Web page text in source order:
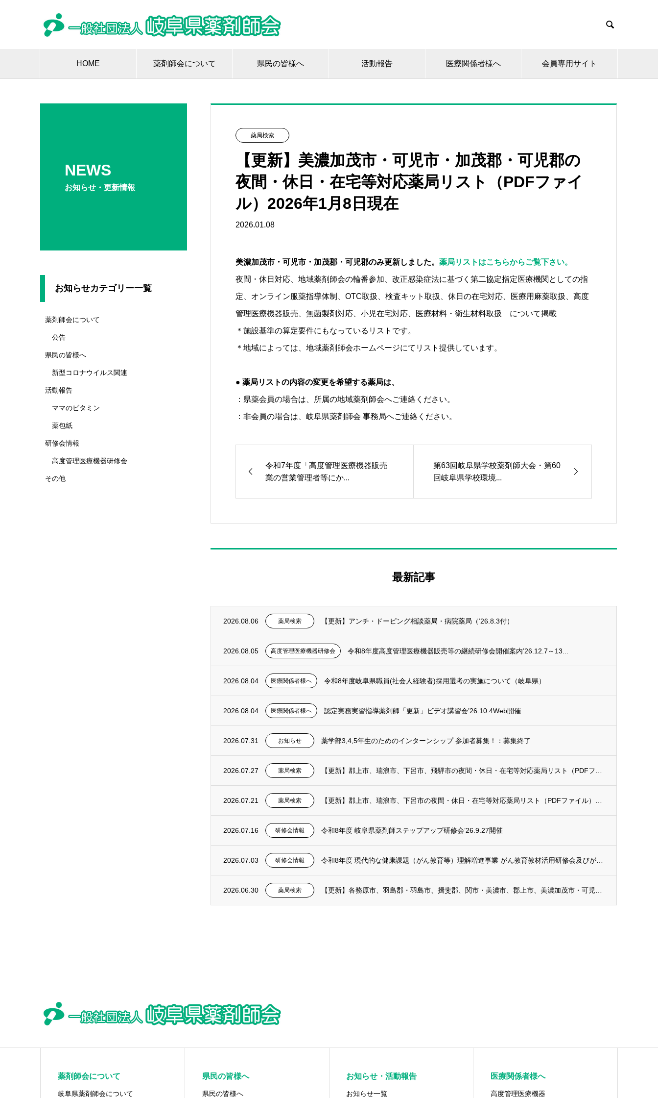

HOME 薬剤師会について 県民の皆様へ 活動報告 医療関係者様へ 会員専用サイト
NEWS
お知らせ・更新情報
薬局検索
【更新】美濃加茂市・可児市・加茂郡・可児郡の
夜間・休日・在宅等対応薬局リスト（PDFファイ
ル）2026年1月8日現在
2026.01.08
美濃加茂市・可児市・加茂郡・可児郡のみ更新しました。 薬局リストはこちらからご覧下さい。
夜間・休日対応、地域薬剤師会の輪番参加、改正感染症法に基づく第二協定指定医療機関としての指
定、オンライン服薬指導体制、OTC取扱、検査キット取扱、休日の在宅対応、医療用麻薬取扱、高度
管理医療機器販売、無菌製剤対応、小児在宅対応、医療材料・衛生材料取扱 について掲載
＊施設基準の算定要件にもなっているリストです。
＊地域によっては、地域薬剤師会ホームページにてリスト提供しています。
● 薬局リストの内容の変更を希望する薬局は、
：県薬会員の場合は、所属の地域薬剤師会へご連絡ください。
：非会員の場合は、岐阜県薬剤師会 事務局へご連絡ください。
令和7年度「高度管理医療機器販売
業の営業管理者等にか...
第63回岐阜県学校薬剤師大会・第60
回岐阜県学校環境...
最新記事
2026.08.06 薬局検索 【更新】アンチ・ドーピング相談薬局・病院薬局（’26.8.3付）
2026.08.05 高度管理医療機器研修会 令和8年度高度管理医療機器販売等の継続研修会開催案内’26.12.7～13...
2026.08.04 医療関係者様へ 令和8年度岐阜県職員(社会人経験者)採用選考の実施について（岐阜県）
2026.08.04 医療関係者様へ 認定実務実習指導薬剤師「更新」ビデオ講習会’26.10.4Web開催
2026.07.31 お知らせ 薬学部3,4,5年生のためのインターンシップ 参加者募集！：募集終了
2026.07.27 薬局検索
2026.07.21 薬局検索
2026.07.16 研修会情報 令和8年度 岐阜県薬剤師ステップアップ研修会’26.9.27開催
2026.07.03 研修会情報
2026.06.30 薬局検索
お知らせカテゴリー一覧
薬剤師会について
公告
県民の皆様へ
新型コロナウイルス関連
活動報告
ママのビタミン
薬包紙
研修会情報
高度管理医療機器研修会
その他
薬剤師会について
岐阜県薬剤師会について
県民の皆様へ
県民の皆様へ
お知らせ・活動報告
お知らせ一覧
医療関係者様へ
高度管理医療機器